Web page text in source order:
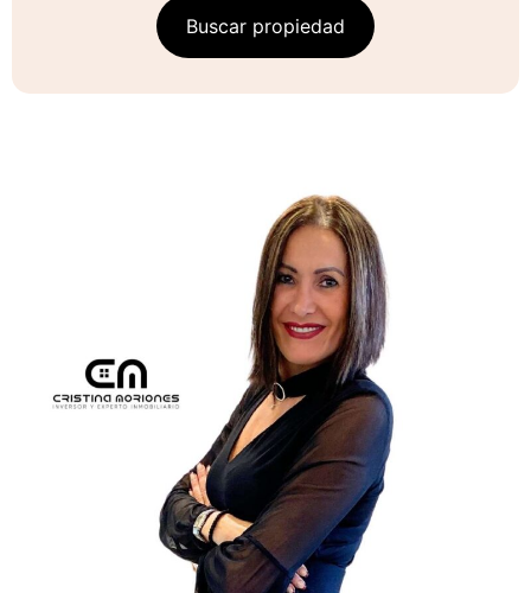
Buscar propiedad